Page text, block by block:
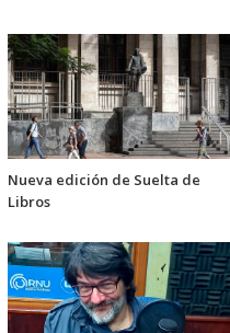
Nueva edición de Suelta de
Libros